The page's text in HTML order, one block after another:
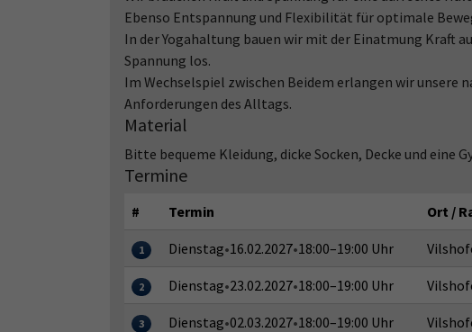
Ebenso Entspannung und Flexibilität für optimale
In der Yogahaltung bauen wir mit der Einatmung Kraft
Spannung los.
Im Wechselspiel zwischen Beidem erlangen wir unsere
Anforderungen des Alltags.
Material
Bitte bequeme Kleidung, dicke Socken, Decke und
Termine
# Termin Ort /
1 Dienstag•16.02.2027•18:00–19:00 Uhr
2 Dienstag•23.02.2027•18:00–19:00 Uhr
3 Dienstag•02.03.2027•18:00–19:00 Uhr